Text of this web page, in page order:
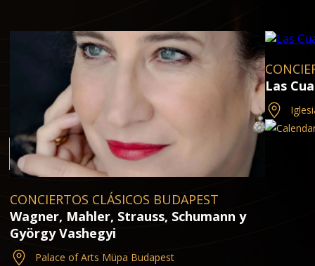
CONCIERTOS CLÁSICOS BUDAPEST
Wagner, Mahler, Strauss, Schumann y
György Vashegyi
Palace of Arts Müpa Budapest
Las